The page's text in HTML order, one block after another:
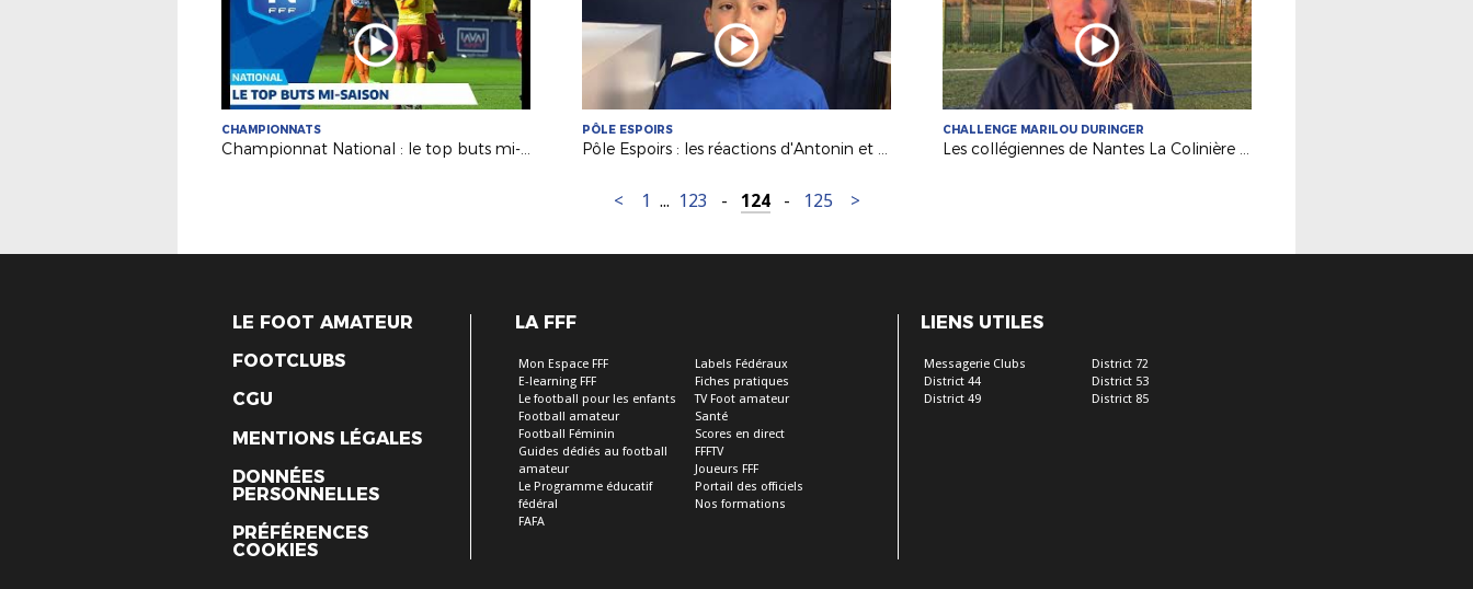
CHAMPIONNATS
Championnat National : le top buts mi-saison
PÔLE ESPOIRS
Pôle Espoirs : les réactions d'Antonin et Titouan après Guingamp
CHALLENGE MARILOU DURINGER
Les collégiennes de Nantes La Colinière vainqueurs de la finale régionale
< 1 ... 123 - 124 - 125 >
LE FOOT AMATEUR
FOOTCLUBS
CGU
MENTIONS LÉGALES
DONNÉES
PERSONNELLES
PRÉFÉRENCES
COOKIES
LA FFF
Mon Espace FFF
E-learning FFF
Le football pour les enfants
Football amateur
Football Féminin
Guides dédiés au football
amateur
Le Programme éducatif
fédéral
FAFA
Labels Fédéraux
Fiches pratiques
TV Foot amateur
Santé
Scores en direct
FFFTV
Joueurs FFF
Portail des officiels
Nos formations
LIENS UTILES
Messagerie Clubs
District 44
District 49
District 72
District 53
District 85